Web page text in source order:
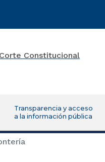
Transparencia y acceso
a la información pública